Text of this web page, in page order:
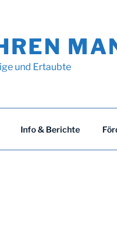
und Ertaubte
Info & Berichte